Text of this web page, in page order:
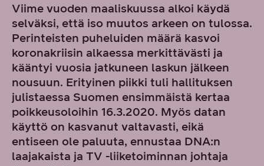
Viime vuoden maaliskuussa alkoi käydä
selväksi, että iso muutos arkeen on tulossa.
Perinteisten puheluiden määrä kasvoi
koronakriisin alkaessa merkittävästi ja
kääntyi vuosia jatkuneen laskun jälkeen
nousuun. Erityinen piikki tuli hallituksen
julistaessa Suomen ensimmäistä kertaa
poikkeusoloihin 16.3.2020. Myös datan
käyttö on kasvanut valtavasti, eikä
entiseen ole paluuta, ennustaa DNA:n
laajakaista ja TV -liiketoiminnan johtaja